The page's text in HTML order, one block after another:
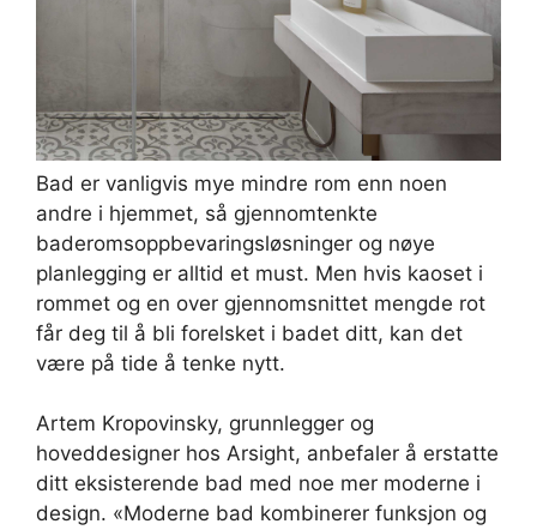
Bad er vanligvis mye mindre rom enn noen
andre i hjemmet, så gjennomtenkte
baderomsoppbevaringsløsninger og nøye
planlegging er alltid et must. Men hvis kaoset i
rommet og en over gjennomsnittet mengde rot
får deg til å bli forelsket i badet ditt, kan det
være på tide å tenke nytt.
Artem Kropovinsky, grunnlegger og
hoveddesigner hos Arsight, anbefaler å erstatte
ditt eksisterende bad med noe mer moderne i
design. «Moderne bad kombinerer funksjon og